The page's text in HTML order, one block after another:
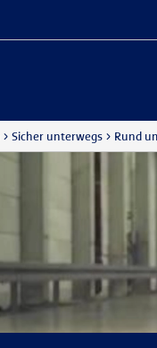
Sicher unterwegs Rund